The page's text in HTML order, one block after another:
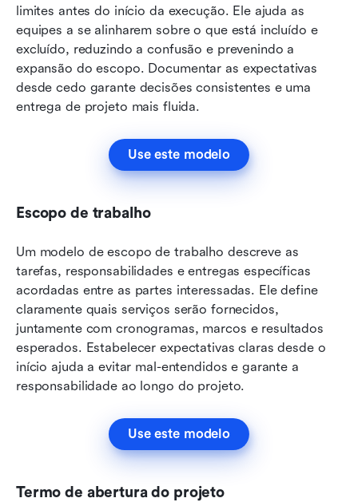
limites antes do início da execução. Ele ajuda as
equipes a se alinharem sobre o que está incluído e
excluído, reduzindo a confusão e prevenindo a
expansão do escopo. Documentar as expectativas
desde cedo garante decisões consistentes e uma
entrega de projeto mais fluida.
Use este modelo
Escopo de trabalho
Um modelo de escopo de trabalho descreve as
tarefas, responsabilidades e entregas específicas
acordadas entre as partes interessadas. Ele define
claramente quais serviços serão fornecidos,
juntamente com cronogramas, marcos e resultados
esperados. Estabelecer expectativas claras desde o
início ajuda a evitar mal-entendidos e garante a
responsabilidade ao longo do projeto.
Use este modelo
Termo de abertura do projeto